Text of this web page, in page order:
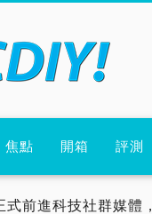
焦點 開箱 評測
式前進科技社群媒體，